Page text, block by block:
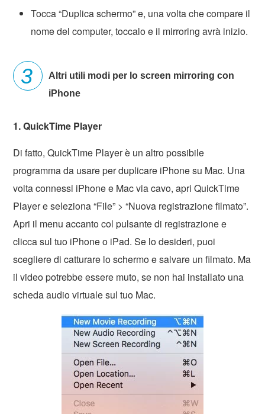
Tocca “Duplica schermo” e, una volta che compare il
nome del computer, toccalo e il mirroring avrà inizio.
Altri utili modi per lo screen mirroring con
iPhone
1. QuickTime Player
Di fatto, QuickTime Player è un altro possibile
programma da usare per duplicare iPhone su Mac. Una
volta connessi iPhone e Mac via cavo, apri QuickTime
Player e seleziona “File” > “Nuova registrazione filmato”.
Apri il menu accanto col pulsante di registrazione e
clicca sul tuo iPhone o iPad. Se lo desideri, puoi
scegliere di catturare lo schermo e salvare un filmato. Ma
il video potrebbe essere muto, se non hai installato una
scheda audio virtuale sul tuo Mac.